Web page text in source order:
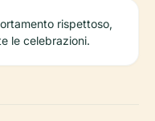
rispettoso,
le celebrazioni.